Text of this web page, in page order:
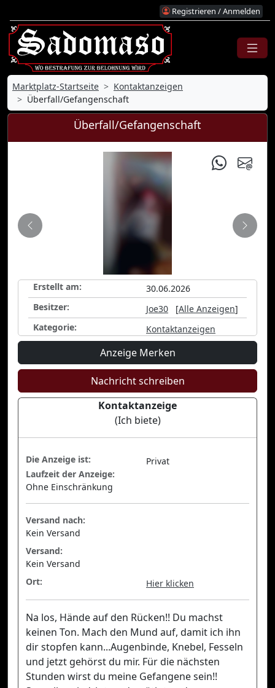
Registrieren / Anmelden
Marktplatz-Startseite
Kontaktanzeigen
Überfall/Gefangenschaft
Überfall/Gefangenschaft
Zurück
Erstellt am:
30.06.2026
Besitzer:
Joe30 [Alle Anzeigen]
Kategorie:
Kontaktanzeigen
Anzeige Merken
Nachricht schreiben
Kontaktanzeige
(Ich biete)
Die Anzeige ist:
Privat
Laufzeit der Anzeige:
Ohne Einschränkung
Versand nach:
Kein Versand
Versand:
Kein Versand
Ort:
Hier klicken
Na los, Hände auf den Rücken!! Du machst
keinen Ton. Mach den Mund auf, damit ich ihn
dir stopfen kann...Augenbinde, Knebel, Fesseln
und jetzt gehörst du mir. Für die nächsten
Stunden wirst du meine Gefangene sein!!